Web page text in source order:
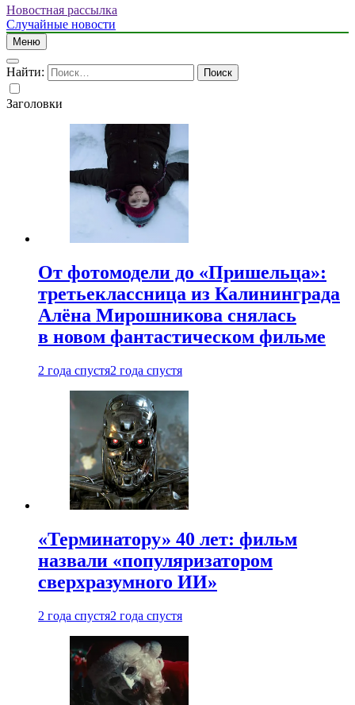
Новостная рассылка
Случайные новости
Меню
Найти:
Заголовки
От фотомодели до «Пришельца»:
третьеклассница из Калининграда
Алёна Мирошникова снялась
в новом фантастическом фильме
2 года спустя2 года спустя
«Терминатору» 40 лет: фильм
назвали «популяризатором
сверхразумного ИИ»
2 года спустя2 года спустя